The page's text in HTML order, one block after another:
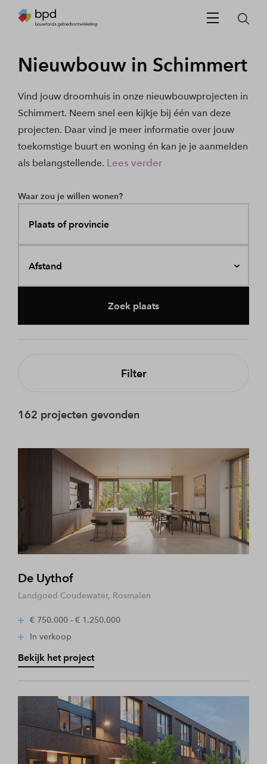
Nieuwbouw in Schimmert
Vind jouw droomhuis in onze nieuwbouwprojecten in
Schimmert. Neem snel een kijkje bij één van deze
projecten. Daar vind je meer informatie over jouw
toekomstige buurt en woning én kan je je aanmelden
als belangstellende. Lees verder
Waar zou je willen wonen?
Plaats of provincie
Afstand
Zoek plaats
Filter
162 projecten gevonden
De Uythof
Landgoed Coudewater, Rosmalen
€ 750.000 - € 1.250.000
In verkoop
Bekijk het project